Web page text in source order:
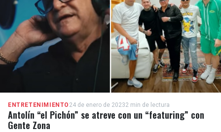
ENTRETENIMIENTO 24 de enero de 20232 min de lectura
Antolín “el Pichón” se atreve con un “featuring” con
Gente Zona